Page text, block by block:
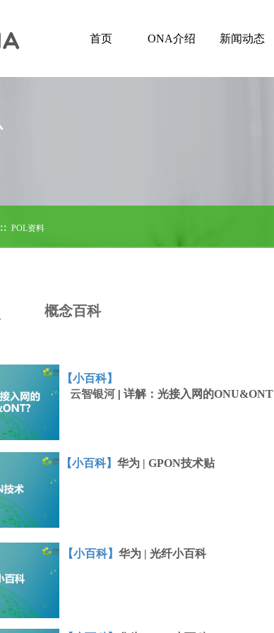
首页 ONA介绍 新闻动态
∷ POL资料
概念百科
​​【小百科】
云智银河 | 详解：光接入网的ONU&ONT
【小百科】 华为 | GPON技术贴
【小百科】 华为 | 光纤小百科